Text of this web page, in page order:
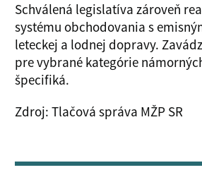
Schválená legislatíva zároveň
systému obchodovania s
leteckej a lodnej dopravy.
pre vybrané kategórie
špecifiká.
Zdroj: Tlačová správa MŽP SR